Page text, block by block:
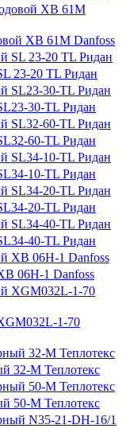
XB 61M Danfoss
23-20 TL Ридан
30-TL Ридан
60-TL Ридан
10-TL Ридан
20-TL Ридан
40-TL Ридан
06H-1 Danfoss
1-70
32-M Теплотекс
50-M Теплотекс